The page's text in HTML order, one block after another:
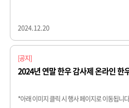
2024.12.20
[공지]
2024년 연말 한우 감사제 온라인 한
*아래 이미지 클릭 시 행사 페이지로 이동됩니